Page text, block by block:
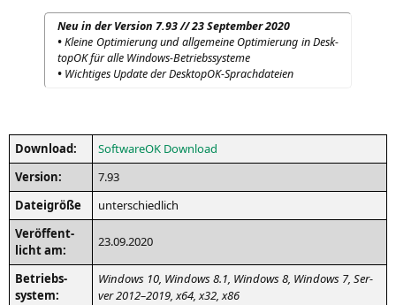
Neu in der Ver­si­on 7.93 // 23 Sep­tem­ber 2020
•Klei­ne Opti­mie­rung und all­ge­mei­ne Opti­mie­rung in Desk­
topOK für alle Windows-Betriebssysteme
• Wich­ti­ges Update der DesktopOK-Sprachdateien
Down­load:
Soft­wareOK Download
Ver­si­on:
7.93
Datei­grö­ße
unter­schied­lich
Ver­öf­fent­
licht am:
23.09.2020
Betriebs­
sys­tem:
Win­dows 10, Win­dows 8.1, Win­dows 8, Win­dows 7, Ser­
ver 2012–2019, x64, x32, x86